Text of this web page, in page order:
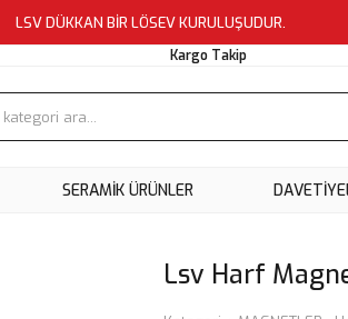
LSV DÜKKAN BİR LÖSEV KURULUŞUDUR.
Kargo Takip
SERAMİK ÜRÜNLER
Lsv Harf